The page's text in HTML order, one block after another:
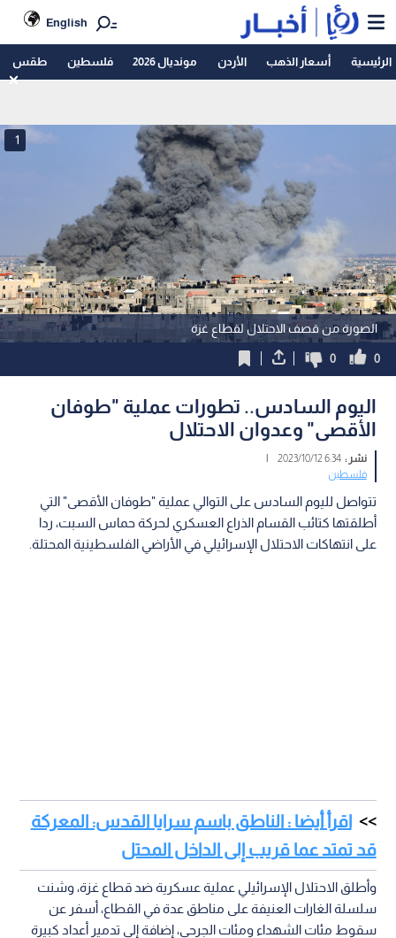
English
الرئيسية أسعار الذهب الأردن مونديال 2026 فلسطين طقس
الصورة من قصف الاحتلال لقطاع غزة
1
0
0
اليوم السادس.. تطورات عملية "طوفان
الأقصى" وعدوان الاحتلال
نشر :6:34 2023/10/12
|
فلسطين
تتواصل لليوم السادس على التوالي عملية "طوفان الأقصى" التي
أطلقتها كتائب القسام الذراع العسكري لحركة حماس السبت، ردا
على انتهاكات الاحتلال الإسرائيلي في الأراضي الفلسطينية المحتلة.
اقرأ أيضا : الناطق باسم سرايا القدس: المعركة
قد تمتد عما قريب إلى الداخل المحتل
وأطلق الاحتلال الإسرائيلي عملية عسكرية ضد قطاع غزة، وشنت
سلسلة الغارات العنيفة على مناطق عدة في القطاع، أسفر عن
سقوط مئات الشهداء ومئات الجرحى، إضافة إلى تدمير أعداد كبيرة